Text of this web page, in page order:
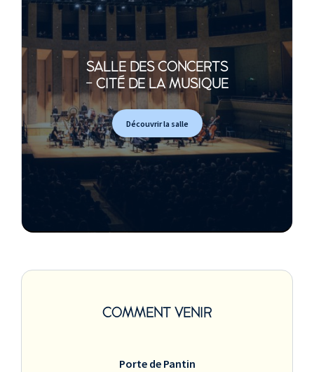
SALLE DES CONCERTS
- CITÉ DE LA MUSIQUE
Découvrir la salle
COMMENT VENIR
Porte de Pantin